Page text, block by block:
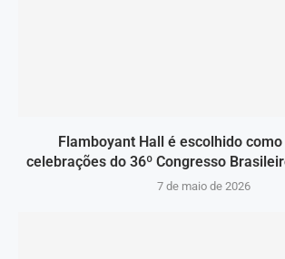
Flamboyant Hall é escolhido
celebrações do 36º Congresso
7 de maio de 2026